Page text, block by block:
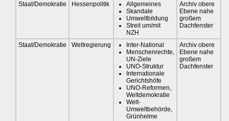
Staat/Demokratie
Hessenpolitik
Allgemeines
Skandale
Umweltbildung
Streit um/mit
NZH
Archiv obere
Ebene nahe
großem
Dachfenster
Staat/Demokratie Weltregierung
Inter-National
Menschenrechte,
UN-Ziele
UNO-Struktur
Internationale
Gerichtshöfe
UNO-Reformen,
Weltdemokratie
Welt-
Umweltbehörde,
Grünhelme
Archiv obere
Ebene nahe
großem
Dachfenster